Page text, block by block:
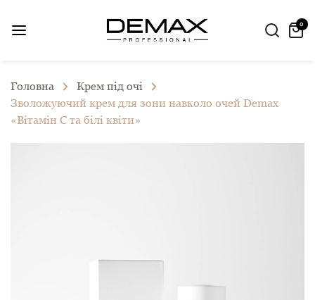
0
Головна
Крем під очі
Зволожуючий крем для зони навколо очей Demax
«Вітамін C та білі квіти»